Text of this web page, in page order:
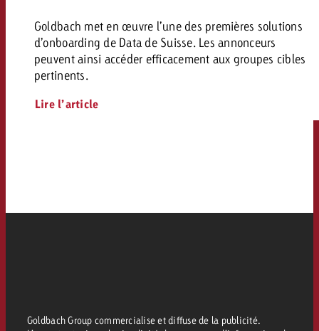
Goldbach met en œuvre l’une des premières solutions
d’onboarding de Data de Suisse. Les annonceurs
peuvent ainsi accéder efficacement aux groupes cibles
pertinents.
Lire l’article
Goldbach Group commercialise et diffuse de la publicité.